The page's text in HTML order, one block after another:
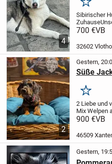
4
Merken
Sibirischer
Zuhause
Husky-
ein
700 €VB
32602 Vlotho
2
Gestern,
Süße
Merken
2 Liebe und
Mix Welpen
reinrassiger
komplett
.Die...
900 €VB
46509
Gestern,